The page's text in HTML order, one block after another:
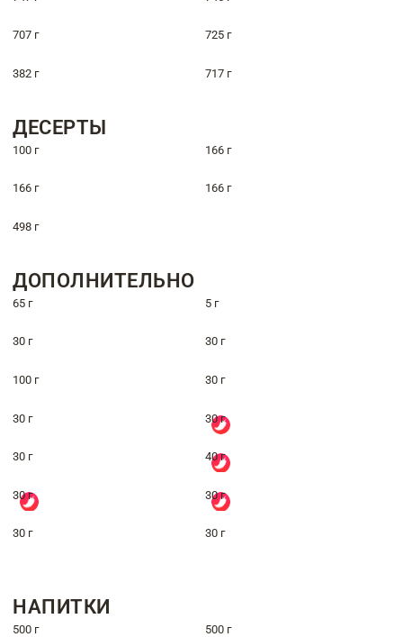
707 г 725 г
382 г 717 г
ДЕСЕРТЫ
100 г 166 г
166 г 166 г
498 г
ДОПОЛНИТЕЛЬНО
65 г 5 г
30 г 30 г
100 г 30 г
30 г 30 г
30 г 40 г
30 г 30 г
30 г 30 г
НАПИТКИ
500 г 500 г